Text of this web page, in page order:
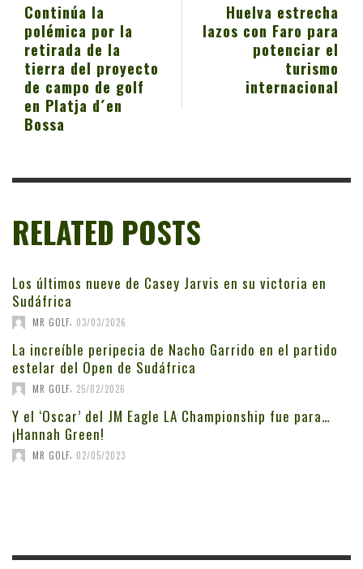
Huelva estrecha
lazos con Faro para
potenciar el
turismo
internacional
Continúa la
polémica por la
retirada de la
tierra del proyecto
de campo de golf
en Platja d´en
Bossa
RELATED POSTS
Los últimos nueve de Casey Jarvis en su victoria en
Sudáfrica
MR GOLF, 03/03/2026
La increíble peripecia de Nacho Garrido en el partido
estelar del Open de Sudáfrica
MR GOLF 25/02/2026
Y el ‘Oscar’ del JM Eagle LA Championship fue para…
¡Hannah Green!
MR GOLF 02/05/2023